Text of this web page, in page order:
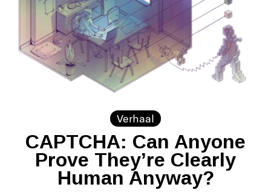
Verhaal
CAPTCHA: Can Anyone
Prove They’re Clearly
Human Anyway?